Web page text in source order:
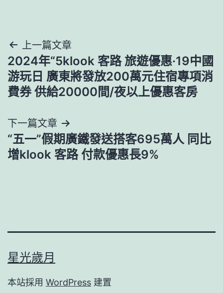
文
章
導
覽
上一篇文章
2024年“5klook 客路 旅遊優惠·19中國
游玩日 廣東將發放200萬元住宿專項消
費券 供給20000間/夜以上優惠客房
下一篇文章
“五一”假期廣鐵發送搭客695萬人 同比
增klook 客路 付款優惠長9%
星光歲月
本站採用 WordPress 建置